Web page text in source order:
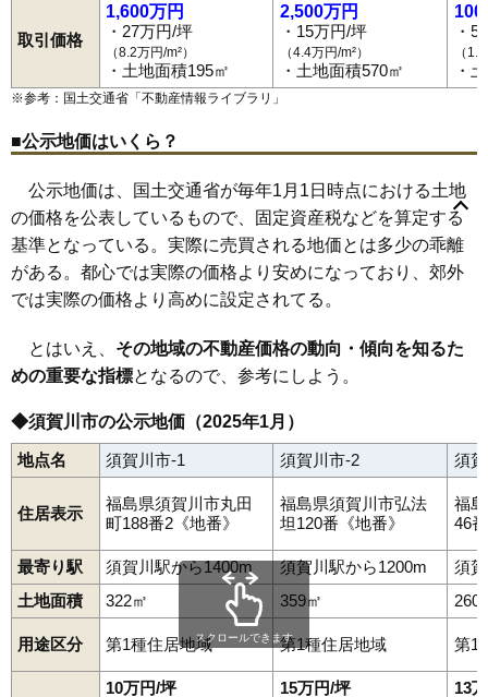
取引価格
1,600万円
・27万円/坪
（8.2万円/m²）
・土地面積195㎡
2,500万円
・15万円/坪
（4.4万円/m²）
・土地面積570㎡
100
・
（
・
※参考：国土交通省「不動産情報ライブラリ 」
■公示地価はいくら？
公示地価は、国土交通省が毎年1月1日時点における土地
の価格を公表しているもので、固定資産税などを算定する
基準となっている。実際に売買される地価とは多少の乖離
がある。都心では実際の価格より安めになっており、郊外
では実際の価格より高めに設定されてる。
とはいえ、 その地域の不動産価格の動向・傾向を知るた
めの重要な指標となるので、参考にしよう。
◆須賀川市の公示地価（2025年1月）
地点名 須賀川市-1 須賀川市-2 須
住居表示
福島県須賀川市丸田
町188番2《地番》
福島県須賀川市弘法
坦120番《地番》
福
46
最寄り駅 須賀川駅から1400m 須賀川駅から1200m
須
土地面積
322㎡ 359㎡ 260
用途区分 第1種住居地域 第1種住居地域 第1
10万円/坪 15万円/坪 13
スクロールできます
岩渕牛袋町馬町江花江持大桑原大袋町 大町岡東町越久
加治町北町 木之崎 季の郷崩免 弘法坦向陽町小作田栄町
坂の上町桜岡 塩田 下宿町陣場町 新町芹沢町千日堂 大黒町
館取町堤中宿長沼 仲の町中町中山 並木町滑川西川八幡町
八幡山花岡 東作 東町日向町古屋敷 堀込松塚丸田町
南上町
南町
宮の杜 本町森宿山寺道横山町 吉美根六郎兵衛 和田
和田道
須賀川駅